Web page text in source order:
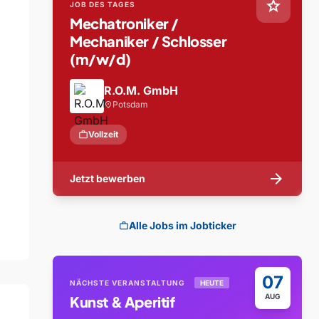
star
JOB DES TAGES
Mechatroniker /
Mechaniker / Schlosser
(m/w/d)
R.O.M. GmbH
location_on Potsdam
workVollzeit
Jetzt bewerben arrow_forward
workAlle Jobs im Jobticker
07
AUG
NÄCHSTE VERANSTALTUNG HEUTE
Kunst & Aperitif